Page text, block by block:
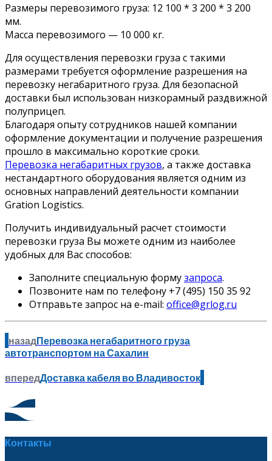
Размеры перевозимого груза: 12 100 * 3 200 * 3 200
мм.
Масса перевозимого — 10 000 кг.
Для осуществления перевозки груза с такими
размерами требуется оформление разрешения на
перевозку негабаритного груза. Для безопасной
доставки был использован низкорамный раздвижной
полуприцеп.
Благодаря опыту сотрудников нашей компании
оформление документации и получение разрешения
прошло в максимально короткие сроки.
Перевозка негабаритных грузов, а также доставка
нестандартного оборудования является одним из
основных направлений деятельности компании
Gration Logistics.
Получить индивидуальный расчет стоимости
перевозки груза Вы можете одним из наиболее
удобных для Вас способов:
Заполните специальную формузапроса.
Позвоните нам по телефону +7 (495) 150 35 92
Отправьте запрос на e-mail: office@grlog.ru
назадПеревозка негабаритного груза
автотранспортом на Сахалин
впередДоставка кабеля во Владивосток
Контакты